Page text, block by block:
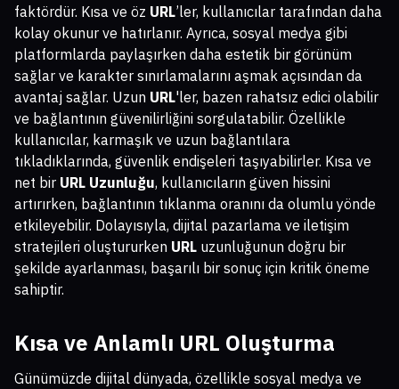
faktördür. Kısa ve öz URL’ler, kullanıcılar tarafından daha
kolay okunur ve hatırlanır. Ayrıca, sosyal medya gibi
platformlarda paylaşırken daha estetik bir görünüm
sağlar ve karakter sınırlamalarını aşmak açısından da
avantaj sağlar. Uzun URL'ler, bazen rahatsız edici olabilir
ve bağlantının güvenilirliğini sorgulatabilir. Özellikle
kullanıcılar, karmaşık ve uzun bağlantılara
tıkladıklarında, güvenlik endişeleri taşıyabilirler. Kısa ve
net bir URL Uzunluğu, kullanıcıların güven hissini
artırırken, bağlantının tıklanma oranını da olumlu yönde
etkileyebilir. Dolayısıyla, dijital pazarlama ve iletişim
stratejileri oluştururken URL uzunluğunun doğru bir
şekilde ayarlanması, başarılı bir sonuç için kritik öneme
sahiptir.
Kısa ve Anlamlı URL Oluşturma
Günümüzde dijital dünyada, özellikle sosyal medya ve